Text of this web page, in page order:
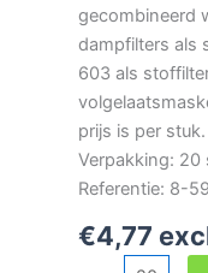
gecombineerd
dampfilters als
603 als
prijs is per stuk.
Verpakking:
Referentie: 8-
€4,77